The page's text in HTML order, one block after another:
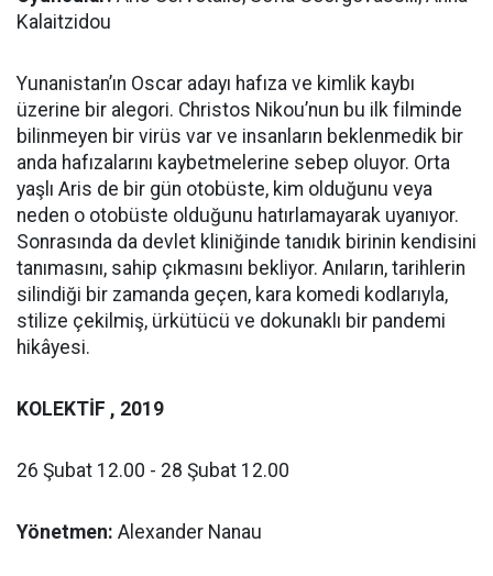
Kalaitzidou
Yunanistan’ın Oscar adayı hafıza ve kimlik kaybı
üzerine bir alegori. Christos Nikou’nun bu ilk filminde
bilinmeyen bir virüs var ve insanların beklenmedik bir
anda hafızalarını kaybetmelerine sebep oluyor. Orta
yaşlı Aris de bir gün otobüste, kim olduğunu veya
neden o otobüste olduğunu hatırlamayarak uyanıyor.
Sonrasında da devlet kliniğinde tanıdık birinin kendisini
tanımasını, sahip çıkmasını bekliyor. Anıların, tarihlerin
silindiği bir zamanda geçen, kara komedi kodlarıyla,
stilize çekilmiş, ürkütücü ve dokunaklı bir pandemi
hikâyesi.
KOLEKTİF , 2019
26 Şubat 12.00 - 28 Şubat 12.00
Yönetmen: Alexander Nanau